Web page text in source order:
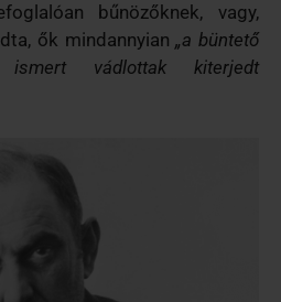
bűnözőknek, vagy,
ők mindannyian„a büntető
ismert vádlottak kiterjedt